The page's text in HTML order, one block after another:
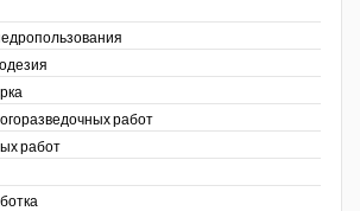
работ
работ